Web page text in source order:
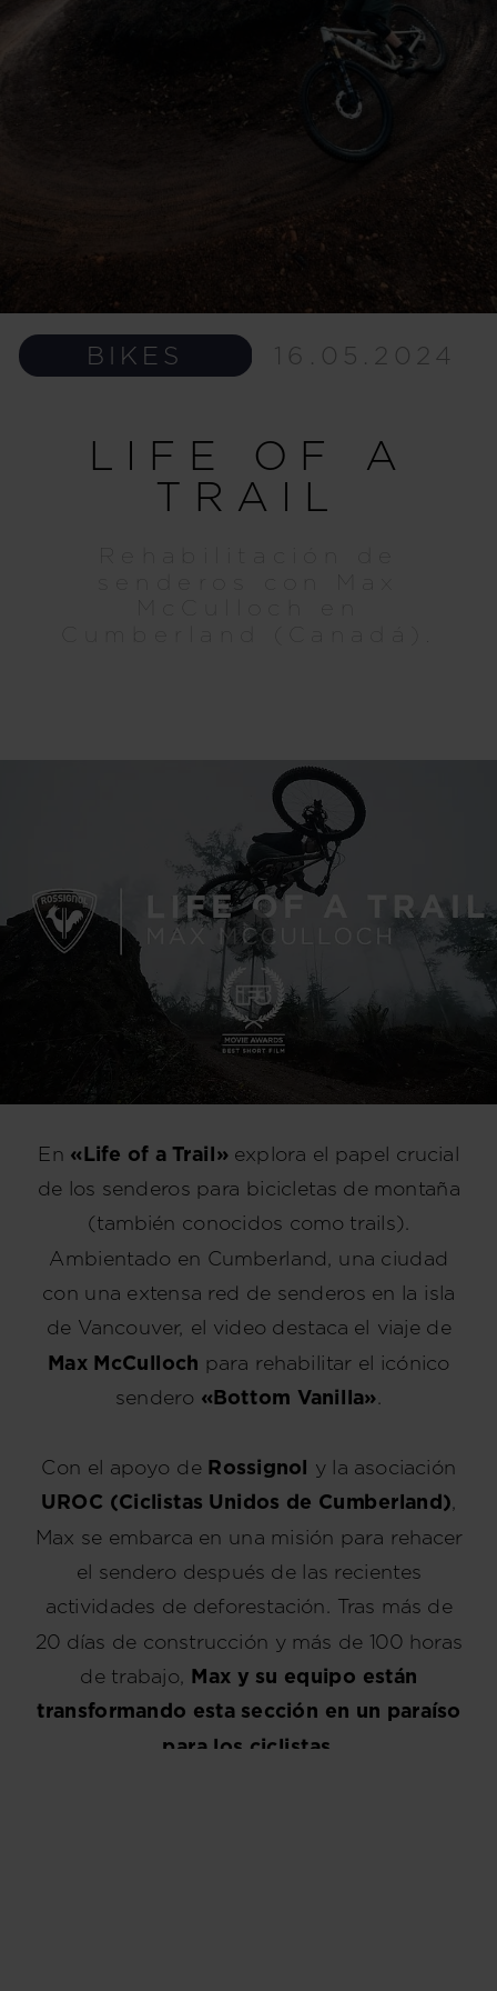
LIFE OF A
TRAIL
BIKES 16.05.2024
En «Life of a Trail»explora el papel crucial
de los senderos para bicicletas de montaña
(también conocidos como trails).
Ambientado en Cumberland, una ciudad
con una extensa red de senderos en la isla
de Vancouver, el video destaca el viaje de
Max McCulloch para rehabilitar el icónico
sendero «Bottom Vanilla».
Con el apoyo de Rossignol y la asociación
UROC (Ciclistas Unidos de Cumberland),
Max se embarca en una misión para rehacer
el sendero después de las recientes
actividades de deforestación. Tras más de
20 días de construcción y más de 100 horas
de trabajo, Max y su equipo están
transformando esta sección en un paraíso
para los ciclistas